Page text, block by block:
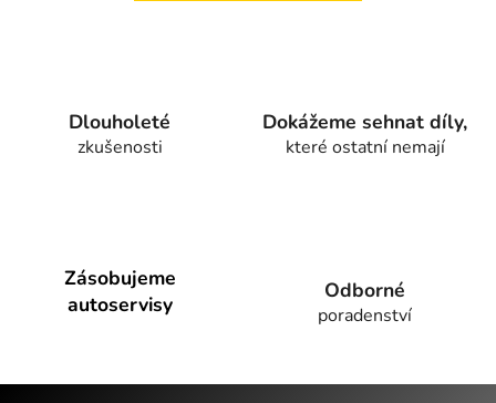
Dlouholeté
zkušenosti
Dokážeme sehnat díly,
které ostatní nemají
Zásobujeme
autoservisy
Odborné
poradenství